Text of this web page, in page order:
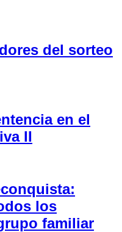
del sorteo
en el
II
los
familiar